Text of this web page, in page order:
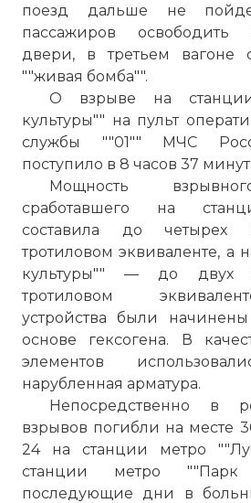
поезд дальше не
пассажиров освободить
двери, в третьем вагоне
""живая бомба"".
О взрыве на
культуры"" на пульт
службы ""01"" МЧС
поступило в 8 часов 37 минут.
Мощность
сработавшего на
составила до четырех
тротиловом эквиваленте, а
культуры"" — до двух
тротиловом
устройства были
основе гексогена. В
элементов
нарубленная арматура.
Непосредственно в
взрывов погибли на месте
24 на станции метро
станции метро ""Парк
последующие дни в